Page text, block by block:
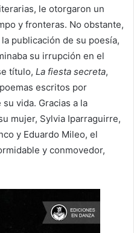
le otorgaron un
y fronteras. No obstante,
publicación de su poesía,
su irrupción en el
título, La fiesta secreta,
escritos por
vida. Gracias a la
mujer, Sylvia Iparraguirre,
y Eduardo Mileo, el
y conmovedor,